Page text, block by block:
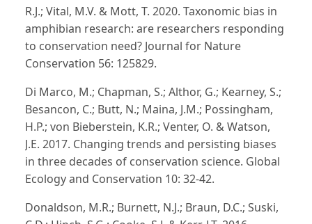
R.J.; Vital, M.V. & Mott, T. 2020. Taxonomic bias in
amphibian research: are researchers responding
to conservation need? Journal for Nature
Conservation 56: 125829.
Di Marco, M.; Chapman, S.; Althor, G.; Kearney, S.;
Besancon, C.; Butt, N.; Maina, J.M.; Possingham,
H.P.; von Bieberstein, K.R.; Venter, O. & Watson,
J.E. 2017. Changing trends and persisting biases
in three decades of conservation science. Global
Ecology and Conservation 10: 32-42.
Donaldson, M.R.; Burnett, N.J.; Braun, D.C.; Suski,